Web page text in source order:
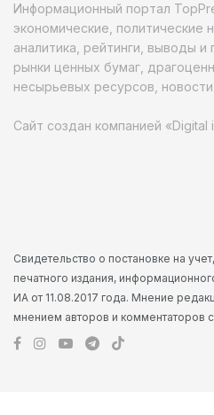
Информационный портал
экономические, политические
аналитика, рейтинги, выводы
рынки ценных бумаг,
несырьевых ресурсов,
Сайт создан компанией «Digital
Свидетельство о постановке на
печатного издания,
ИА от 11.08.2017 года. Мнение
мнением авторов и комментаторов